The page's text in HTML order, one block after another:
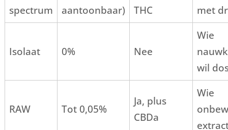
spectrum
aantoonbaar)
THC
met
Isolaat 0% Nee
Wie
wil
RAW Tot 0,05%
Ja, plus
CBDa
Wie